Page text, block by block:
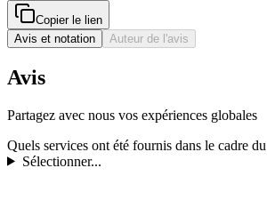
Copier le lien
Avis et notation
Auteur de l'avis
Avis
Partagez avec nous vos expériences globales
Quels services ont été fournis dans le cadre
Sélectionner...